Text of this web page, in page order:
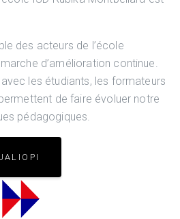
des acteurs de l’école
d’amélioration continue.
les étudiants, les formateurs
de faire évoluer notre
pédagogiques.